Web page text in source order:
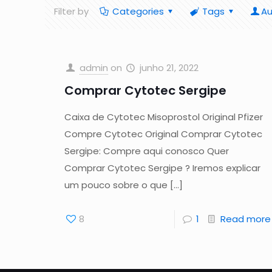
Filter by Categories Tags
admin on junho 21, 2022
Comprar Cytotec Sergipe
Caixa de Cytotec Misoprostol Original Pfizer
Compre Cytotec Original Comprar Cytotec
Sergipe: Compre aqui conosco Quer
Comprar Cytotec Sergipe ? Iremos explicar
um pouco sobre o que […]
8 1 Read more